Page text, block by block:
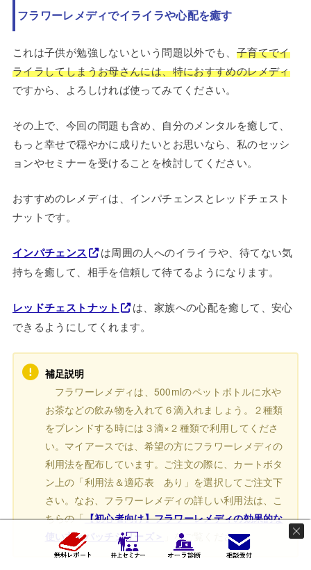
フラワーレメディでイライラや心配を癒す
これは子供が勉強しないという問題以外でも、 子育てでイ
ライラしてしまうお母さんには、特におすすめのレメディ
ですから、よろしければ使ってみてください。
その上で、今回の問題も含め、自分のメンタルを癒して、
もっと幸せで穏やかに成りたいとお思いなら、私のセッシ
ョンやセミナーを受けることを検討してください。
おすすめのレメディは、インパチェンスとレッドチェスト
ナットです。
インパチェンス
は周囲の人へのイライラや、待てない気
持ちを癒して、相手を信頼して待てるようになります。
レッドチェストナット
は、家族への心配を癒して、安心
できるようにしてくれます。
補足説明
フラワーレメディは、500mlのペットボトルに水や
お茶などの飲み物を入れて６滴入れましょう。２種類
をブレンドする時には３滴×２種類で利用してくださ
い。マイアースでは、希望の方にフラワーレメディの
利用法を配布しています。ご注文の際に、カートボタ
ン上の「利用法＆適応表 あり」を選択してご注文下
さい。なお、フラワーレメディの詳しい利用法は、こ
ちらの「【初心者向け】フラワーレメディの効果的な
使い方＜バッチシリーズ＞
」をご覧ください。